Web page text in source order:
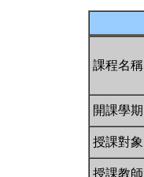
課程名稱
開課學期
授課對象
授課教師